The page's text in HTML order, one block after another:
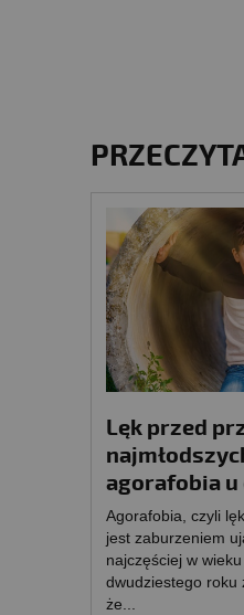
Lęk przed
agorafobia u
Agorafobia, czyli
jest zaburzeniem
najczęściej w
dwudziestego roku
że...